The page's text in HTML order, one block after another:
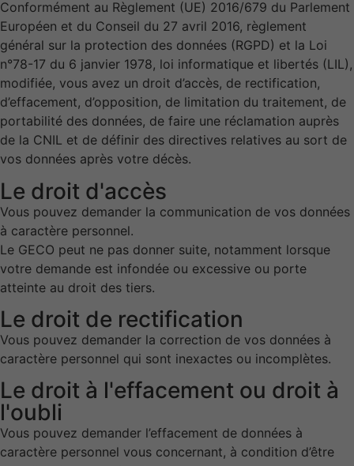
Conformément au Règlement (UE) 2016/679 du Parlement
Européen et du Conseil du 27 avril 2016, règlement
général sur la protection des données (RGPD) et la Loi
n°78-17 du 6 janvier 1978, loi informatique et libertés (LIL),
modifiée, vous avez un droit d’accès, de rectification,
d’effacement, d’opposition, de limitation du traitement, de
portabilité des données, de faire une réclamation auprès
de la CNIL et de définir des directives relatives au sort de
vos données après votre décès.
Le droit d'accès
Vous pouvez demander la communication de vos données
à caractère personnel.
Le GECO peut ne pas donner suite, notamment lorsque
votre demande est infondée ou excessive ou porte
atteinte au droit des tiers.
Le droit de rectification
Vous pouvez demander la correction de vos données à
caractère personnel qui sont inexactes ou incomplètes.
Le droit à l'effacement ou droit à
l'oubli
Vous pouvez demander l’effacement de données à
caractère personnel vous concernant, à condition d’être